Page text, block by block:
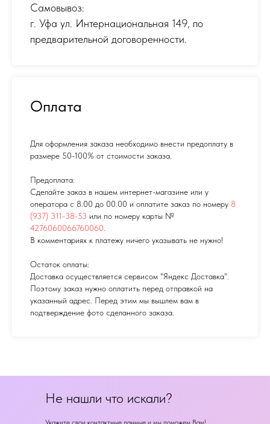
Самовывоз:
г. Уфа ул. Интернациональная 149, по
предварительной договоренности.
Оплата
Для оформления заказа необходимо внести предоплату в
размере 50-100% от стоимости заказа.
Предоплата:
Сделайте заказ в нашем интернет-магазине или у
оператора с 8.00 до 00.00 и оплатите заказ по номеру 8
(937) 311-38-53 или по номеру карты №
4276060066760060
В комментариях к платежу ничего указывать не нужно!
Остаток оплаты:
Доставка осуществляется сервисом "Яндекс Доставка".
Поэтому заказ нужно оплатить перед отправкой на
указанный адрес. Перед этим мы вышлем вам в
подтверждение фото сделанного заказа.
Не нашли что искали?
Укажите свои контактные данные и мы поможем Вам!